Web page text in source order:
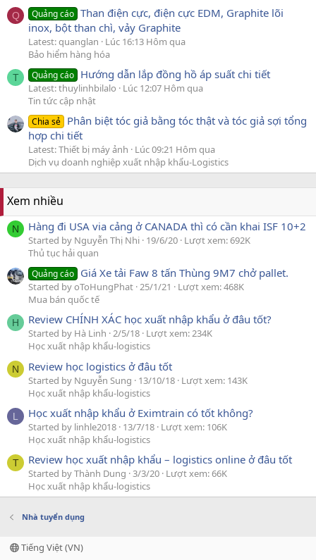
Q Quảng cáo Than điện cực, điện cực EDM, Graphite lõi
inox, bột than chì, vảy Graphite
Latest: quanglan
Lúc 16:13 Hôm qua
Bảo hiểm hàng hóa
T Quảng cáo Hướng dẫn lắp đồng hồ áp suất chi tiết
Latest: thuylinhbilalo
Lúc 12:07 Hôm qua
Tin tức cập nhật
Chia sẻ Phân biệt tóc giả bằng tóc thật và tóc giả sợi tổng
hợp chi tiết
Latest: Thiết bị máy ảnh
Lúc 09:21 Hôm qua
Dịch vụ doanh nghiệp xuất nhập khẩu-Logistics
Xem nhiều
N Hàng đi USA via cảng ở CANADA thì có cần khai ISF 10+2
Started by Nguyễn Thị Nhi 19/6/20 Lượt xem: 692K
Thủ tục hải quan
Quảng cáo Giá Xe tải Faw 8 tấn Thùng 9M7 chở pallet.
Started by oToHungPhat 25/1/21
Lượt xem: 468K
Mua bán quốc tế
H Review CHÍNH XÁC học xuất nhập khẩu ở đâu tốt?
Started by Hà Linh 2/5/18 Lượt xem: 234K
Học xuất nhập khẩu-logistics
N Review học logistics ở đâu tốt
Started by Nguyễn Sung 13/10/18 Lượt xem: 143K
Học xuất nhập khẩu-logistics
L Học xuất nhập khẩu ở Eximtrain có tốt không?
Started by linhle2018 13/7/18 Lượt xem: 106K
Học xuất nhập khẩu-logistics
T Review học xuất nhập khẩu – logistics online ở đâu tốt
Started by Thành Dung 3/3/20 Lượt xem: 66K
Học xuất nhập khẩu-logistics
Nhà tuyển dụng
Tiếng Việt (VN)